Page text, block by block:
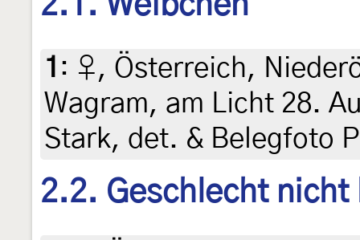
1 : ♀, Österreich,
Wagram, am Licht 28.
Stark, det. & Belegfoto
2.2. Geschlecht nicht